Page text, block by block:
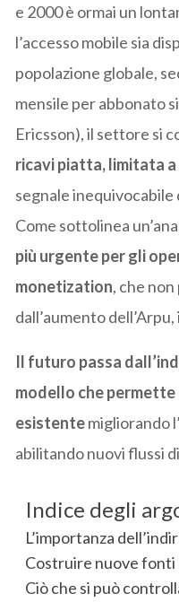
e 2000 è ormai un
l’accesso mobile sia
popolazione globale,
mensile per abbonato
Ericsson), il settore si
ricavi piatta, limitata
segnale
Come sottolinea
più urgente per gli
monetization, che
dall’aumento
Il futuro passa
modello che
esistentemigliorando
abilitando nuovi flussi
Indice degli
L’importanza
Costruire nuove fonti
Ciò che si può